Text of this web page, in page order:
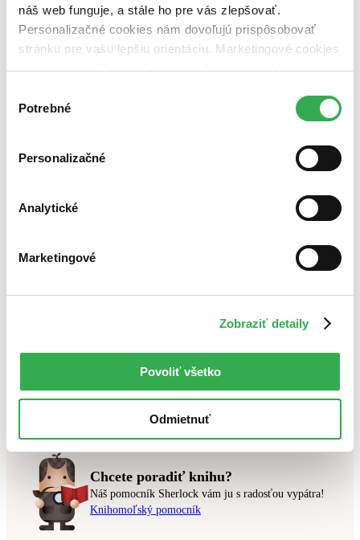
náš web funguje, a stále ho pre vás zlepšovať.
Personalizačné cookies nám dovoľujú prispôsobovať
stránku pre vašu lepšiu orientáciu. Marketingové cookies
nám zas umožňujú zobrazenie relevantnej reklamy.
nám pomohlo, keby sme mohli používať všetky tieto
súhlasu
Potrebné
Personalizačné
Analytické
Marketingové
Zobraziť detaily
Povoliť všetko
Odmietnuť
Zúžiť výber
Objavte najnovšie knihyJuraja Červenáka– uznávaného
slovenského autora historických románov, detektívok a fantasy.
Ponorte sa do napínavých príbehov, ktoré spájajú dobrodružstvo,
sveta plného záhad, tajomstiev a nezabudnuteľnej atmosféry.
Bestsellery
Top hodnotené
Najdrahšie
Autor Juraj Červenáknajnovšie
Skúste prosím zmeniť vyhľadávaný výraz.
Chcete poradiť knihu?
Náš pomocník Sherlock vám ju s radosťou vypátra!
Knihomoľský pomocník